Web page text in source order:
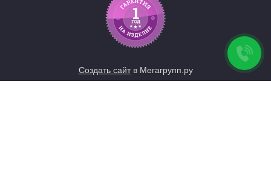
Создать сайтв Мегагрупп.ру